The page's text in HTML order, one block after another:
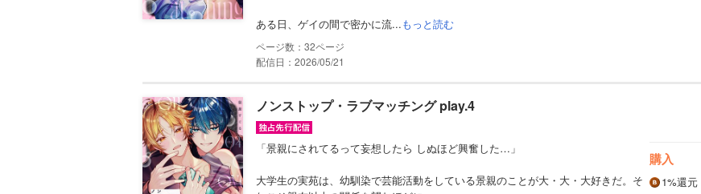
ある日、ゲイの間で密かに流...もっと読む
32
配信日：2026/05/21
ノンストップ・ラブマッチング play.4
「景親にされてるって妄想したら しぬほど興奮した…」
大学生の実苑は、幼馴染で芸能活動をしている景親のことが大・大・大好きだ。そ
購入
1%還元